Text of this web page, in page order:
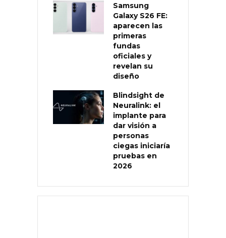
Samsung
Galaxy S26 FE:
aparecen las
primeras
fundas
oficiales y
revelan su
diseño
Blindsight de
Neuralink: el
implante para
dar visión a
personas
ciegas iniciaría
pruebas en
2026